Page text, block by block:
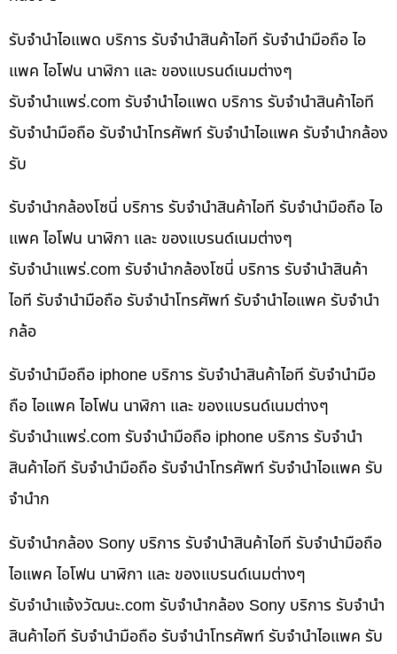
รับจำนำไอแพด บริการ รับจำนำสินค้าไอที รับจำนำมือถือ ไอ
แพค ไอโฟน นาฬิกา และ ของแบรนด์เนมต่างๆ
รับจํานําแพร่.com รับจำนำไอแพด บริการ รับจำนำสินค้าไอที
รับจำนำมือถือ รับจำนำโทรศัพท์ รับจำนำไอแพค รับจำนำกล้อง
รับ
รับจำนำกล้องโซนี่ บริการ รับจำนำสินค้าไอที รับจำนำมือถือ ไอ
แพค ไอโฟน นาฬิกา และ ของแบรนด์เนมต่างๆ
รับจํานําแพร่.com รับจำนำกล้องโซนี่ บริการ รับจำนำสินค้า
ไอที รับจำนำมือถือ รับจำนำโทรศัพท์ รับจำนำไอแพค รับจำนำ
กล้อ
รับจำนำมือถือ iphone บริการ รับจำนำสินค้าไอที รับจำนำมือ
ถือ ไอแพค ไอโฟน นาฬิกา และ ของแบรนด์เนมต่างๆ
รับจํานําแพร่.com รับจำนำมือถือ iphone บริการ รับจำนำ
สินค้าไอที รับจำนำมือถือ รับจำนำโทรศัพท์ รับจำนำไอแพค รับ
จำนำก
รับจำนำกล้อง Sony บริการ รับจำนำสินค้าไอที รับจำนำมือถือ
ไอแพค ไอโฟน นาฬิกา และ ของแบรนด์เนมต่างๆ
รับจํานําแจ้งวัฒนะ.com รับจำนำกล้อง Sony บริการ รับจำนำ
สินค้าไอที รับจำนำมือถือ รับจำนำโทรศัพท์ รับจำนำไอแพค รับ